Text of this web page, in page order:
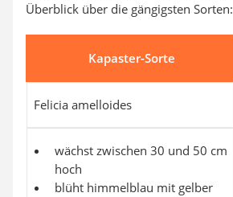
Überblick über die gängigsten Sorten:
Kapaster-Sorte
Felicia amelloides
wächst zwischen 30 und 50 cm
hoch
blüht himmelblau mit gelber